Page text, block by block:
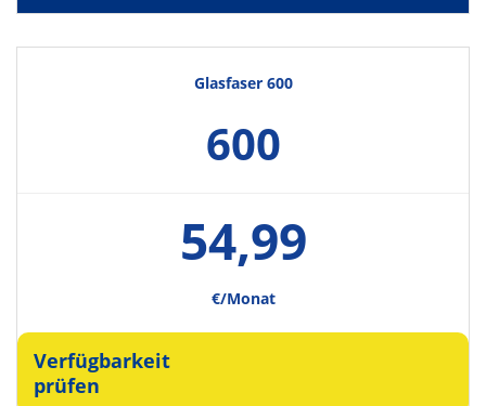
Glasfaser 600
600
54,99
€/Monat
Verfügbarkeit
prüfen